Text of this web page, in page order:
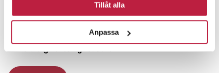
Tillåt alla
Anpassa
Trigevej 20, Søften
8382 Hinnerup